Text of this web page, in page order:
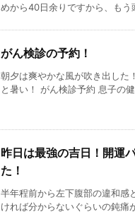
めから40日余りですから、もう
がん検診の予約！
朝夕は爽やかな風が吹き出した
と暑い！ がん検診予約 息子の
昨日は最強の吉日！開運
た！
半年程前から左下腹部の違和感
ければ分からないぐらいの鈍痛